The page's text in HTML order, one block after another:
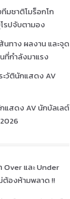
มชาติโมร็อกโก
รปจับตามอง
นทาง ผลงาน และจุด
ที่กำลังมาแรง
ระวัตินักแสดง AV
กแสดง AV นักบัลเลต์
Over และ Under
ต้องห้ามพลาด !!